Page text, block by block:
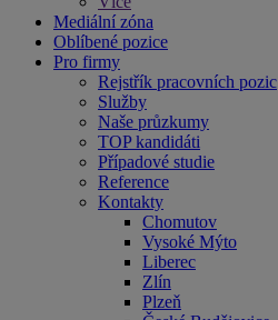
Mediální zóna
Oblíbené pozice
Pro firmy
Rejstřík pracovních pozic
Služby
Naše průzkumy
TOP kandidáti
Případové studie
Reference
Kontakty
Chomutov
Vysoké Mýto
Liberec
Zlín
Plzeň